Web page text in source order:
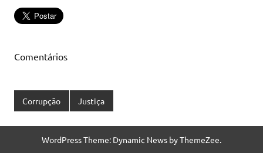
Comentários
Corrupção Justiça
WordPress Theme: Dynamic News by ThemeZee.